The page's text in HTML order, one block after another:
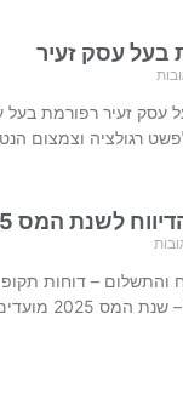
בעל עסק זעיר
עסק זעיר רפורמת
רגולציה וצמצום
לשנת המס 2025
והתשלום – דוחות
עפ"י הדין: ב-15